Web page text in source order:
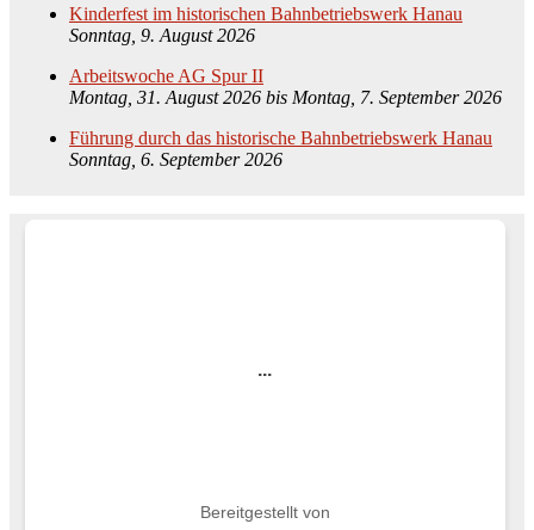
Kinderfest im historischen Bahnbetriebswerk Hanau
Sonntag, 9. August 2026
Arbeitswoche AG Spur II
Montag, 31. August 2026 bis Montag, 7. September 2026
Führung durch das historische Bahnbetriebswerk Hanau
Sonntag, 6. September 2026